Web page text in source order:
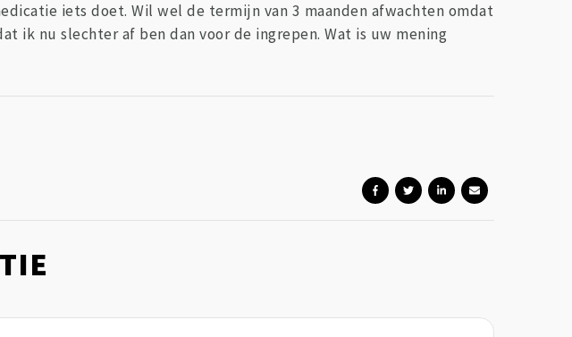
iets doet. Wil wel de termijn van 3 maanden afwachten omdat
ik nu slechter af ben dan voor de ingrepen. Wat is uw mening